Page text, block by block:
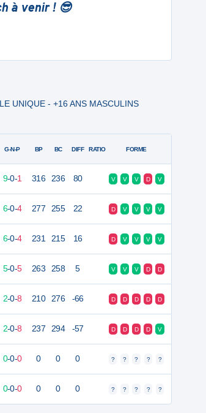
à venir ! 😎
UNIQUE - +16 ANS MASCULINS
G-N-P BP BC DIFF RATIO FORME
9-0-1 316 236 80 V V V D V
6-0-4 277 255 22 D V V V V
6-0-4 231 215 16 D V V V V
5-0-5 263 258 5 V V V D D
2-0-8 210 276 -66 D D D D D
2-0-8 237 294 -57 D D D D V
0-0-0 0 0 0 ? ? ? ? ?
0-0-0 0 0 0 ? ? ? ? ?